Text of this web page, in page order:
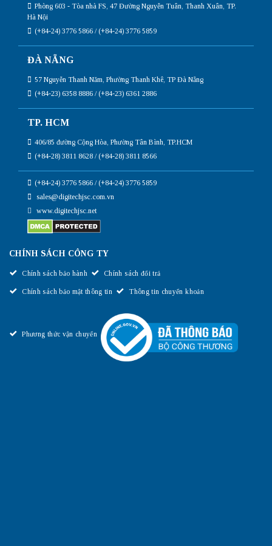
Phòng 603 - Tòa nhà FS, 47 Đường Nguyễn Tuân, Thanh Xuân, TP.
Hà Nội
(+84-24) 3776 5866 / (+84-24) 3776 5859
ĐÀ NẴNG
57 Nguyễn Thanh Năm, Phường Thanh Khê, TP Đà Nẵng
(+84-23) 6358 8886 / (+84-23) 6361 2886
TP. HCM
406/85 đường Cộng Hòa, Phường Tân Bình, TP.HCM
(+84-28) 3811 8628 / (+84-28) 3811 8566
(+84-24) 3776 5866 / (+84-24) 3776 5859
sales@digitechjsc.com.vn
www.digitechjsc.net
CHÍNH SÁCH CÔNG TY
Chính sách bảo hành Chính sách đổi trả
Chính sách bảo mật thông tin Thông tin chuyển khoản
Phương thức vận chuyển